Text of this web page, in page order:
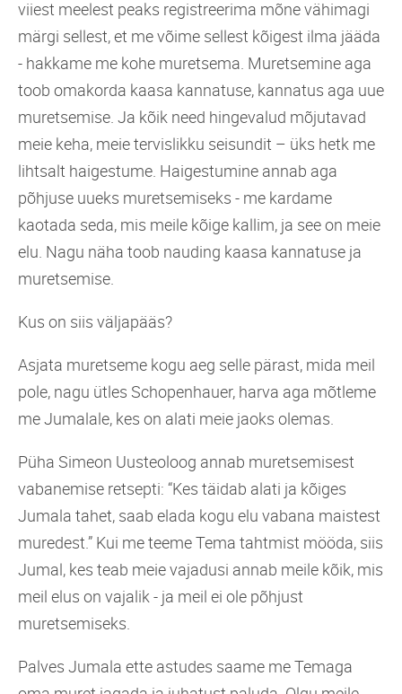
viiest meelest peaks registreerima mõne vähimagi
märgi sellest, et me võime sellest kõigest ilma jääda
- hakkame me kohe muretsema. Muretsemine aga
toob omakorda kaasa kannatuse, kannatus aga uue
muretsemise. Ja kõik need hingevalud mõjutavad
meie keha, meie tervislikku seisundit – üks hetk me
lihtsalt haigestume. Haigestumine annab aga
põhjuse uueks muretsemiseks - me kardame
kaotada seda, mis meile kõige kallim, ja see on meie
elu. Nagu näha toob nauding kaasa kannatuse ja
muretsemise.
Kus on siis väljapääs?
Asjata muretseme kogu aeg selle pärast, mida meil
pole, nagu ütles Schopenhauer, harva aga mõtleme
me Jumalale, kes on alati meie jaoks olemas.
Püha Simeon Uusteoloog annab muretsemisest
vabanemise retsepti: “Kes täidab alati ja kõiges
Jumala tahet, saab elada kogu elu vabana maistest
muredest.” Kui me teeme Tema tahtmist mööda, siis
Jumal, kes teab meie vajadusi annab meile kõik, mis
meil elus on vajalik - ja meil ei ole põhjust
muretsemiseks.
Palves Jumala ette astudes saame me Temaga